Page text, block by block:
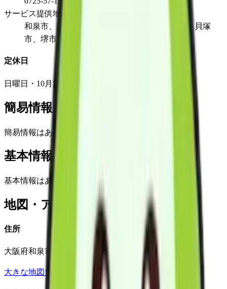
サービス提供地域
和泉市、泉大津市、泉北郡忠岡町、岸和田市、貝塚
市、堺市、高石市
定休日
日曜日・10月第2週目土曜日・12/30～1/3
簡易情報
簡易情報はありません
基本情報(詳細)
基本情報はありません
地図・アクセス
住所
大阪府和泉市池田下町1763-1サンフォレスタ和泉1F
大きな地図で見る